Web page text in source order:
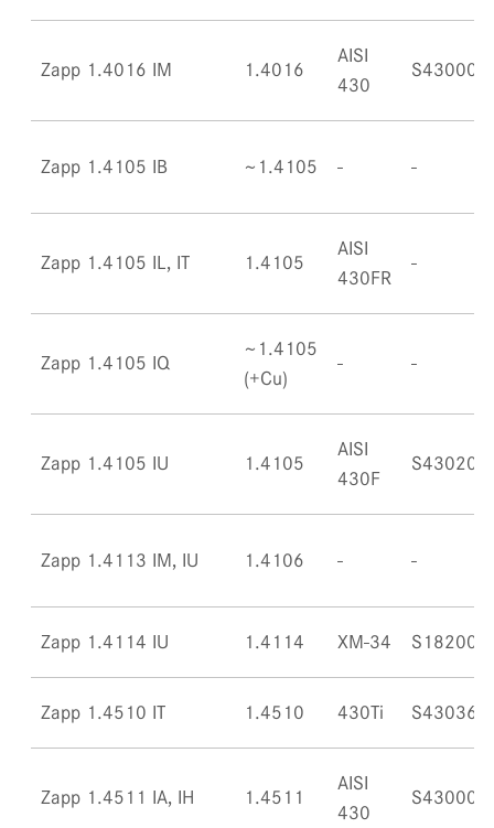
Zapp 1.4016 IM 1.4016
AISI
430
S43000
Zapp 1.4105 IB ~1.4105
Zapp 1.4105 IL, IT 1.4105
AISI
430FR
Zapp 1.4105 IQ
~1.4105
(+Cu)
Zapp 1.4105 IU 1.4105
AISI
430F
S43020
Zapp 1.4113 IM, IU 1.4106
Zapp 1.4114 IU 1.4114 XM-34 S18200
Zapp 1.4510 IT 1.4510 430Ti S43036
Zapp 1.4511 IA, IH 1.4511
AISI
430
S43000